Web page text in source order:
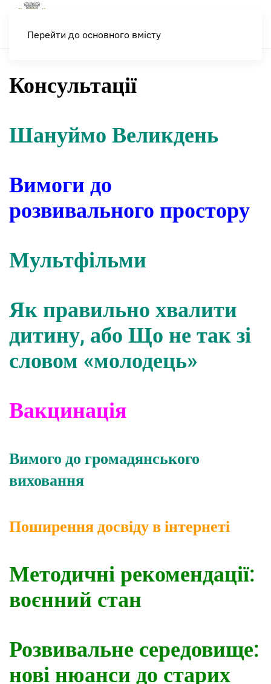
Перейти до основного вмісту
Консультації
Шануймо Великдень
Вимоги до
розвивального простору
Мультфільми
Як правильно хвалити
дитину, або Що не так зі
словом «молодець»
Вакцинація
Вимого до громадянського
виховання
Поширення досвіду в інтернеті
Методичні рекомендації:
воєнний стан
Розвивальне середовище:
нові нюанси до старих